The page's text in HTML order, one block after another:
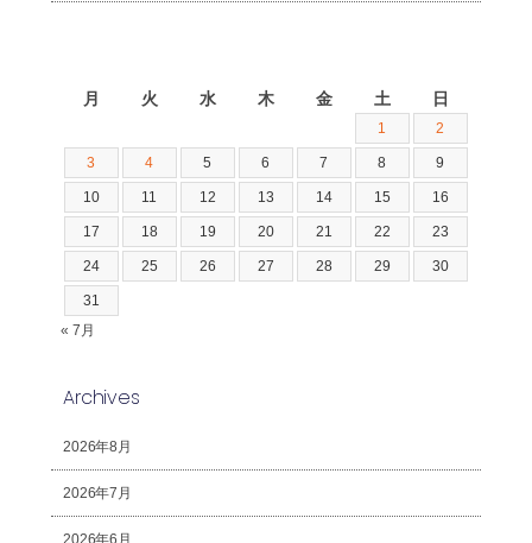
月 火 水 木 金 土 日
1 2
3 4 5 6 7 8 9
10 11 12 13 14 15 16
17 18 19 20 21 22 23
24 25 26 27 28 29 30
31
« 7月
Archives
2026年8月
2026年7月
2026年6月